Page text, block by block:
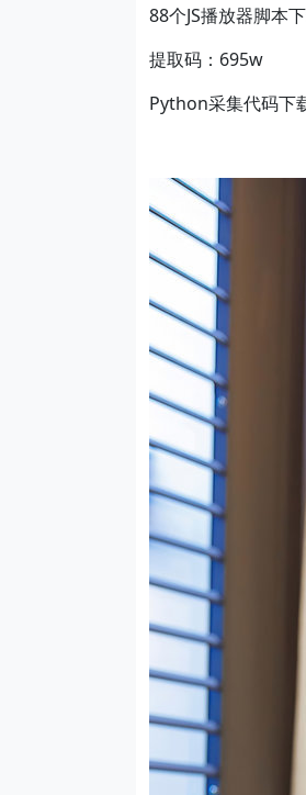
​88个JS播放器脚本
提取码：695w
Python采集代码下